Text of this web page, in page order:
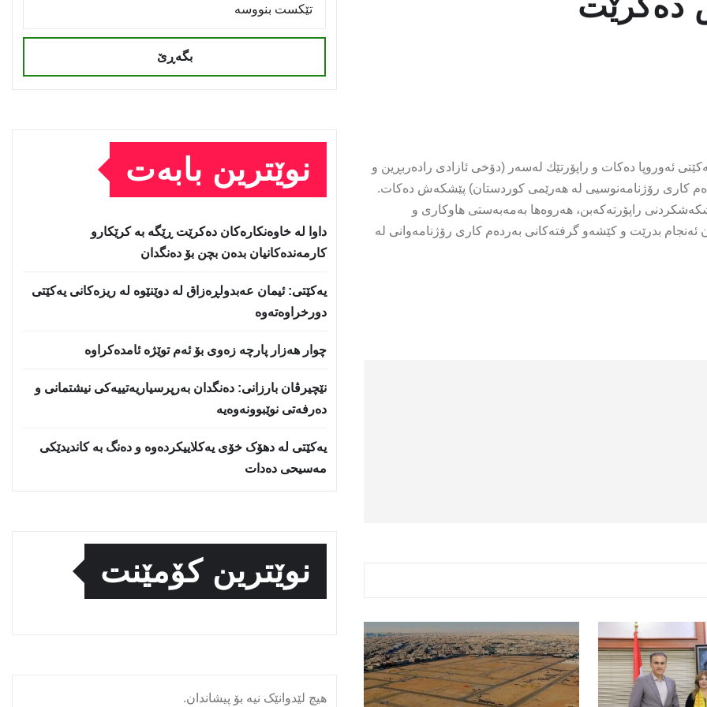
ئەوروپا دەكات و راپۆرتێك لەسەر (دۆخی ئازادی رادەربڕین و
كاری رۆژنامەنوسیی لە هەرێمی كوردستان) پێشكەش دەكات.
راپۆرتەكەبن، هەروەها بەمەبەستی هاوكاری و
ئەنجام بدرێت و كێشەو گرفتەكانی بەردەم كاری رۆژنامەوانی لە
بگەڕێ
نوێترین بابەت
داوا لە خاوەنکارەکان دەکرێت ڕێگە بە کرێکارو
کارمەندەکانیان بدەن بچن بۆ دەنگدان
یه‌كێتی: ئیمان عه‌بدولڕه‌زاق له‌ دوێنێوه‌ له‌ ریزه‌كانی یه‌كێتی
دورخراوه‌ته‌وه‌
چوار هەزار پارچە زەوی بۆ ئەم توێژە ئامدەکراوە
نێچيرڤان بارزانى: دەنگدان بەرپرسیاريه‌تییەکی نیشتمانى و
دەرفەتی نوێبوونەوەیە
یەکێتی لە دهۆک خۆی یەکلاییکردەوە و دەنگ بە کاندیدێکی
مەسیحی دەدات
نوێترین کۆمێنت
هیچ لێدوانێک نیە بۆ پیشاندان.